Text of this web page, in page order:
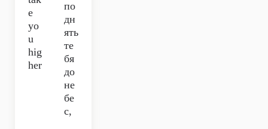
e
yo
u
hig
her
по
дн
ять
те
бя
до
не
бе
с,